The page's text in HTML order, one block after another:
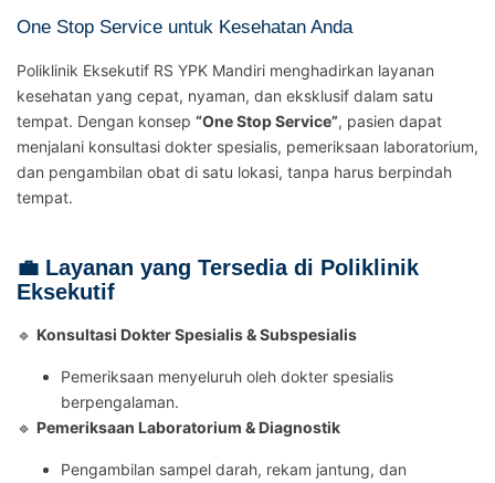
One Stop Service untuk Kesehatan Anda
Poliklinik Eksekutif RS YPK Mandiri menghadirkan layanan
kesehatan yang cepat, nyaman, dan eksklusif dalam satu
tempat. Dengan konsep “One Stop Service”, pasien dapat
menjalani konsultasi dokter spesialis, pemeriksaan laboratorium,
dan pengambilan obat di satu lokasi, tanpa harus berpindah
tempat.
💼 Layanan yang Tersedia di Poliklinik
Eksekutif
🔹 Konsultasi Dokter Spesialis & Subspesialis
Pemeriksaan menyeluruh oleh dokter spesialis
berpengalaman.
🔹 Pemeriksaan Laboratorium & Diagnostik
Pengambilan sampel darah, rekam jantung, dan